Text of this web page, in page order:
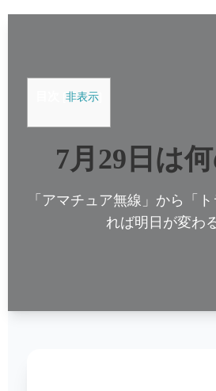
非表示
7月29日は
「アマチュア無線」から「
れば明日が変わ